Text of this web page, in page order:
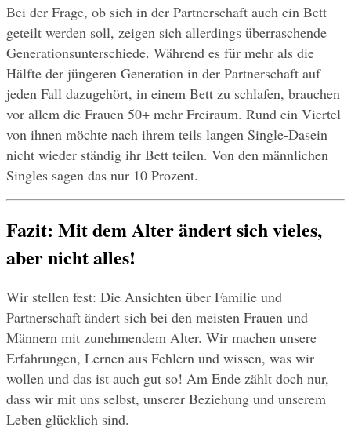
Bei der Frage, ob sich in der Partnerschaft auch ein Bett
geteilt werden soll, zeigen sich allerdings überraschende
Generationsunterschiede. Während es für mehr als die
Hälfte der jüngeren Generation in der Partnerschaft auf
jeden Fall dazugehört, in einem Bett zu schlafen, brauchen
vor allem die Frauen 50+ mehr Freiraum. Rund ein Viertel
von ihnen möchte nach ihrem teils langen Single-Dasein
nicht wieder ständig ihr Bett teilen. Von den männlichen
Singles sagen das nur 10 Prozent.
Fazit: Mit dem Alter ändert sich vieles,
aber nicht alles!
Wir stellen fest: Die Ansichten über Familie und
Partnerschaft ändert sich bei den meisten Frauen und
Männern mit zunehmendem Alter. Wir machen unsere
Erfahrungen, Lernen aus Fehlern und wissen, was wir
wollen und das ist auch gut so! Am Ende zählt doch nur,
dass wir mit uns selbst, unserer Beziehung und unserem
Leben glücklich sind.